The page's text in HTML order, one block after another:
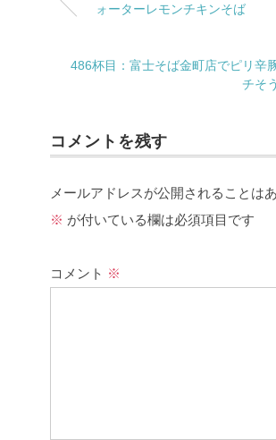
ォーターレモンチキンそば
486杯目：富士そば金町店でピリ辛
チそ
コメントを残す
メールアドレスが公開されることは
※ が付いている欄は必須項目です
コメント ※